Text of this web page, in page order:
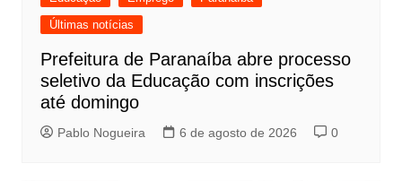
Últimas notícias
Prefeitura de Paranaíba abre processo
seletivo da Educação com inscrições
até domingo
Pablo Nogueira 6 de agosto de 2026 0